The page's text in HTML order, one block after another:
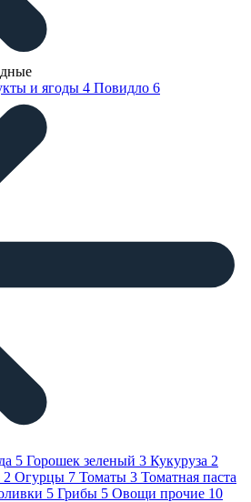
и ягоды 4 Повидло 6
5 Горошек зеленый 3 Кукуруза 2
2 Огурцы 7 Томаты 3 Томатная паста
5 Грибы 5 Овощи прочие 10